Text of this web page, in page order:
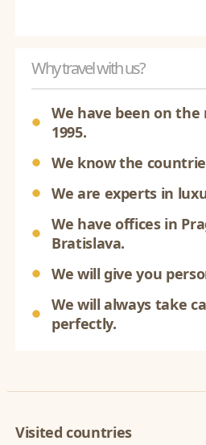
Why travel with us?
We have been on
1995.
We know the
We are experts in
We have offices in
Bratislava.
We will give you
We will always take
perfectly.
Visited countries